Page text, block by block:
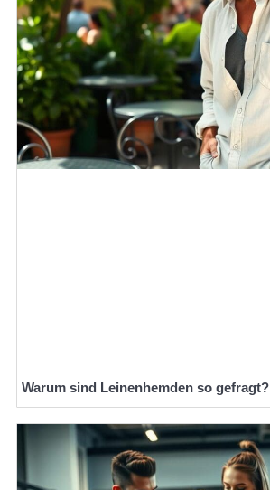
Warum sind Leinenhemden so gefragt?